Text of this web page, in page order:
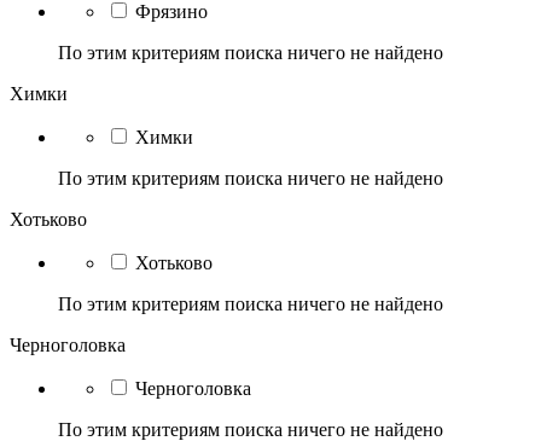
Фрязино
По этим критериям поиска ничего не найдено
Химки
Химки
По этим критериям поиска ничего не найдено
Хотьково
Хотьково
По этим критериям поиска ничего не найдено
Черноголовка
Черноголовка
По этим критериям поиска ничего не найдено